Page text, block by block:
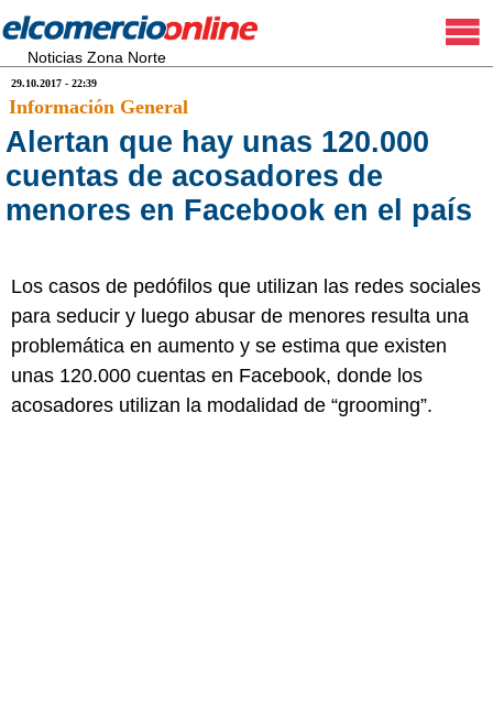
Noticias Zona Norte
29.10.2017 - 22:39
Información General
Alertan que hay unas 120.000
cuentas de acosadores de
menores en Facebook en el país
Los casos de pedófilos que utilizan las redes sociales
para seducir y luego abusar de menores resulta una
problemática en aumento y se estima que existen
unas 120.000 cuentas en Facebook, donde los
acosadores utilizan la modalidad de “grooming”.